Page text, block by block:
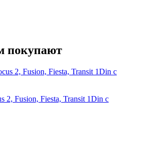
покупают
2, Fusion, Fiesta, Transit 1Din с